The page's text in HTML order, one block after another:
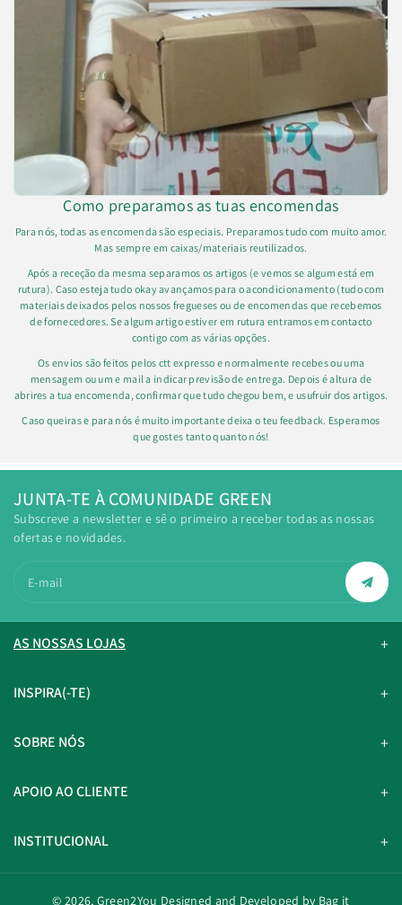
Como preparamos as tuas encomendas
Para nós, todas as encomenda são especiais. Preparamos tudo com muito amor.
Mas sempre em caixas/materiais reutilizados.
Após a receção da mesma separamos os artigos (e vemos se algum está em
rutura). Caso esteja tudo okay avançamos para o acondicionamento (tudo com
materiais deixados pelos nossos fregueses ou de encomendas que recebemos
de fornecedores. Se algum artigo estiver em rutura entramos em contacto
contigo com as várias opções.
Os envios são feitos pelos ctt expresso e normalmente recebes ou uma
mensagem ou um e mail a indicar previsão de entrega. Depois é altura de
abrires a tua encomenda, confirmar que tudo chegou bem, e usufruir dos artigos.
Caso queiras e para nós é muito importante deixa o teu feedback. Esperamos
que gostes tanto quanto nós!
JUNTA-TE À COMUNIDADE GREEN
Subscreve a newsletter e sê o primeiro a receber todas as nossas
ofertas e novidades.
E-mail
AS NOSSAS LOJAS
INSPIRA(-TE)
SOBRE NÓS
APOIO AO CLIENTE
INSTITUCIONAL
© 2026, Green2You Designed and Developed by Bag it